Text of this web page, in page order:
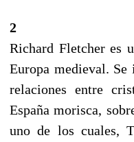
2
Richard Fletcher es
Europa medieval. Se
relaciones entre
España morisca,
uno de los cuales,